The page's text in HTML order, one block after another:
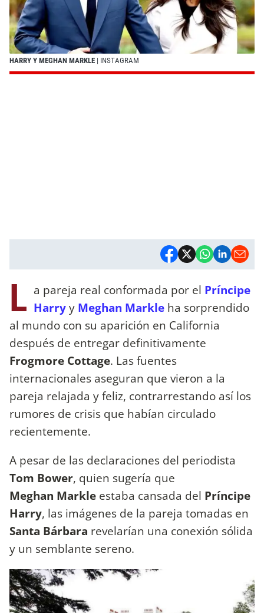
HARRY Y MEGHAN MARKLE | INSTAGRAM
L a pareja real conformada por el Príncipe
Harryy Meghan Markle ha sorprendido
al mundo con su aparición en California
después de entregar definitivamente
Frogmore Cottage. Las fuentes
internacionales aseguran que vieron a la
pareja relajada y feliz, contrarrestando así los
rumores de crisis que habían circulado
recientemente.
A pesar de las declaraciones del periodista
Tom Bower, quien sugería que
Meghan Markle estaba cansada del Príncipe
Harry, las imágenes de la pareja tomadas en
Santa Bárbara revelarían una conexión sólida
y un semblante sereno.